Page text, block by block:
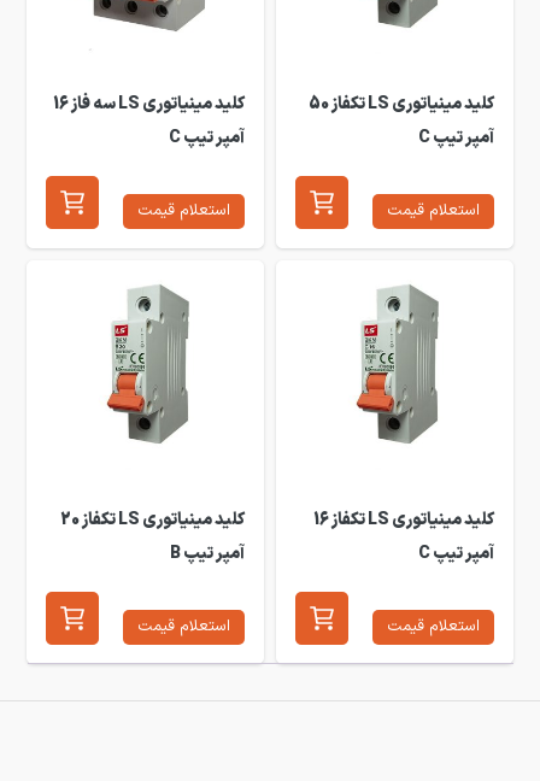
کلید مینیاتوری LS تکفاز 50
آمپر تیپ C
استعلام قیمت
کلید مینیاتوری LS سه فاز 16
آمپر تیپ C
استعلام قیمت
کلید مینیاتوری LS تکفاز 16
آمپر تیپ C
استعلام قیمت
کلید مینیاتوری LS تکفاز 20
آمپر تیپ B
استعلام قیمت